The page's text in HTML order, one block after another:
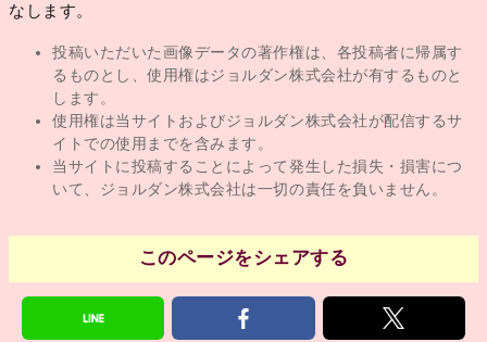
なします。
投稿いただいた画像データの著作権は、各投稿者に帰属す
るものとし、使用権はジョルダン株式会社が有するものと
します。
使用権は当サイトおよびジョルダン株式会社が配信するサ
イトでの使用までを含みます。
当サイトに投稿することによって発生した損失・損害につ
いて、ジョルダン株式会社は一切の責任を負いません。
このページをシェアする